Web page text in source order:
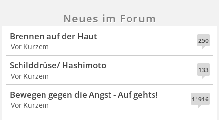
Neues im Forum
250
Brennen auf der Haut
Vor Kurzem
133
Schilddrüse/ Hashimoto
Vor Kurzem
11916
Bewegen gegen die Angst - Auf gehts!
Vor Kurzem